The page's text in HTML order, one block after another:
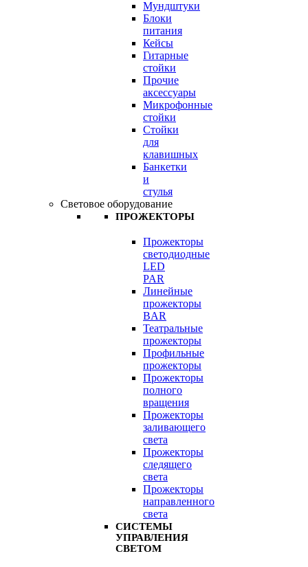
Мундштуки
Блоки
питания
Кейсы
Гитарные
стойки
Прочие
аксессуары
Микрофонные
стойки
Стойки
для
клавишных
Банкетки
и
стулья
Световое оборудование
ПРОЖЕКТОРЫ
Прожекторы
светодиодные
LED
PAR
Линейные
прожекторы
BAR
Театральные
прожекторы
Профильные
прожекторы
Прожекторы
полного
вращения
Прожекторы
заливающего
света
Прожекторы
следящего
света
Прожекторы
направленного
света
СИСТЕМЫ
УПРАВЛЕНИЯ
СВЕТОМ